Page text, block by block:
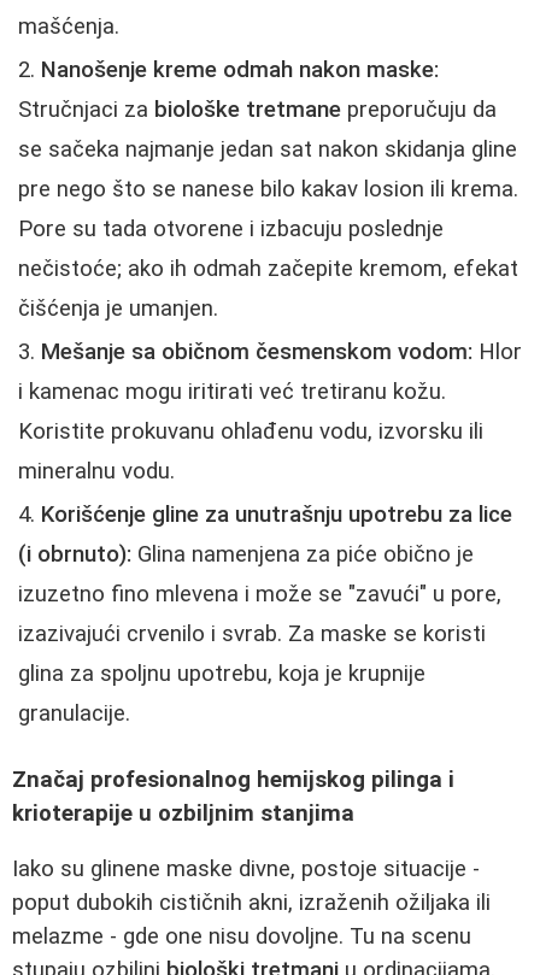
mašćenja.
Nanošenje kreme odmah nakon maske:
Stručnjaci za biološke tretmane preporučuju da
se sačeka najmanje jedan sat nakon skidanja gline
pre nego što se nanese bilo kakav losion ili krema.
Pore su tada otvorene i izbacuju poslednje
nečistoće; ako ih odmah začepite kremom, efekat
čišćenja je umanjen.
Mešanje sa običnom česmenskom vodom: Hlor
i kamenac mogu iritirati već tretiranu kožu.
Koristite prokuvanu ohlađenu vodu, izvorsku ili
mineralnu vodu.
Korišćenje gline za unutrašnju upotrebu za lice
(i obrnuto): Glina namenjena za piće obično je
izuzetno fino mlevena i može se "zavući" u pore,
izazivajući crvenilo i svrab. Za maske se koristi
glina za spoljnu upotrebu, koja je krupnije
granulacije.
Značaj profesionalnog hemijskog pilinga i
krioterapije u ozbiljnim stanjima
Iako su glinene maske divne, postoje situacije -
poput dubokih cističnih akni, izraženih ožiljaka ili
melazme - gde one nisu dovoljne. Tu na scenu